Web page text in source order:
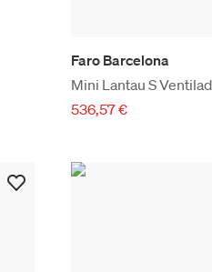
Faro Barcelona
Mini Lantau S
536,57 €